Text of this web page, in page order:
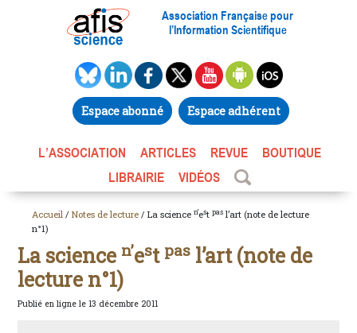
Association Française pour
l’Information Scientifique
Espace abonné Espace adhérent
L’ASSOCIATION ARTICLES REVUE
BOUTIQUE
LIBRAIRIE
VIDÉOS
Accueil / Notes de lecture / La science n’est pas l’art (note de lecture
n°1)
La science n’est pas l’art (note de
lecture n°1)
Publié en ligne le 13 décembre 2011